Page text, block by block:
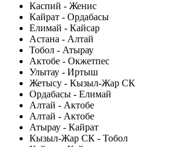
Каспий - Женис
Кайрат - Ордабасы
Елимай - Кайсар
Астана - Алтай
Тобол - Атырау
Актобе - Окжетпес
Улытау - Иртыш
Жетысу - Кызыл-Жар СК
Ордабасы - Елимай
Алтай - Актобе
Алтай - Актобе
Атырау - Кайрат
Кызыл-Жар СК - Тобол